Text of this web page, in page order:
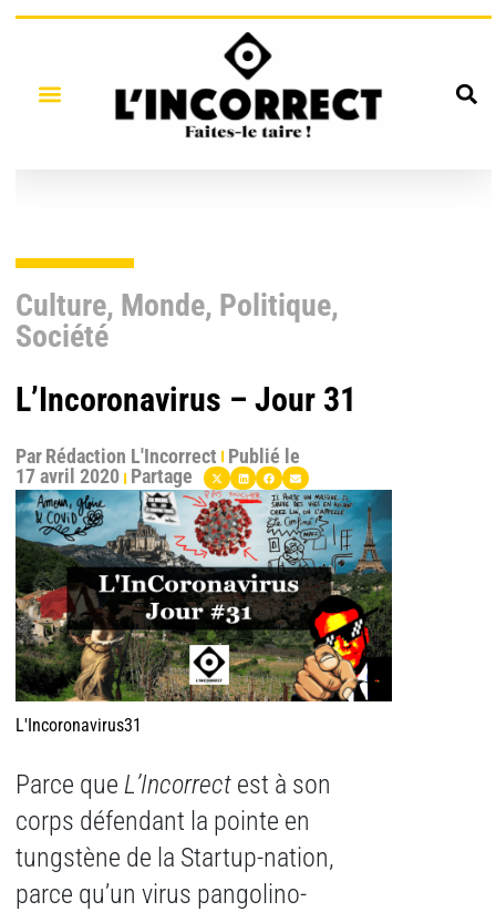
Culture, Monde, Politique,
Société
L’Incoronavirus – Jour 31
ParRédaction L'Incorrect Publié le
17 avril 2020 Partage
L'Incoronavirus31
Parce que L’Incorrect est à son
corps défendant la pointe en
tungstène de la Startup-nation,
parce qu’un virus pangolino-